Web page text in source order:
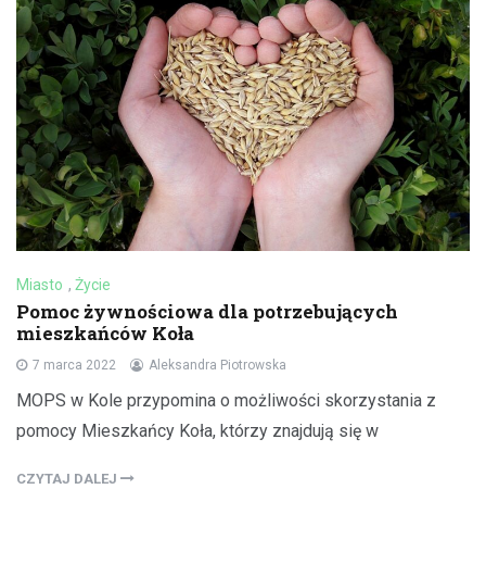
Miasto , Życie
Pomoc żywnościowa dla potrzebujących
mieszkańców Koła
7 marca 2022 Aleksandra Piotrowska
MOPS w Kole przypomina o możliwości skorzystania z
pomocy Mieszkańcy Koła, którzy znajdują się w
CZYTAJ DALEJ